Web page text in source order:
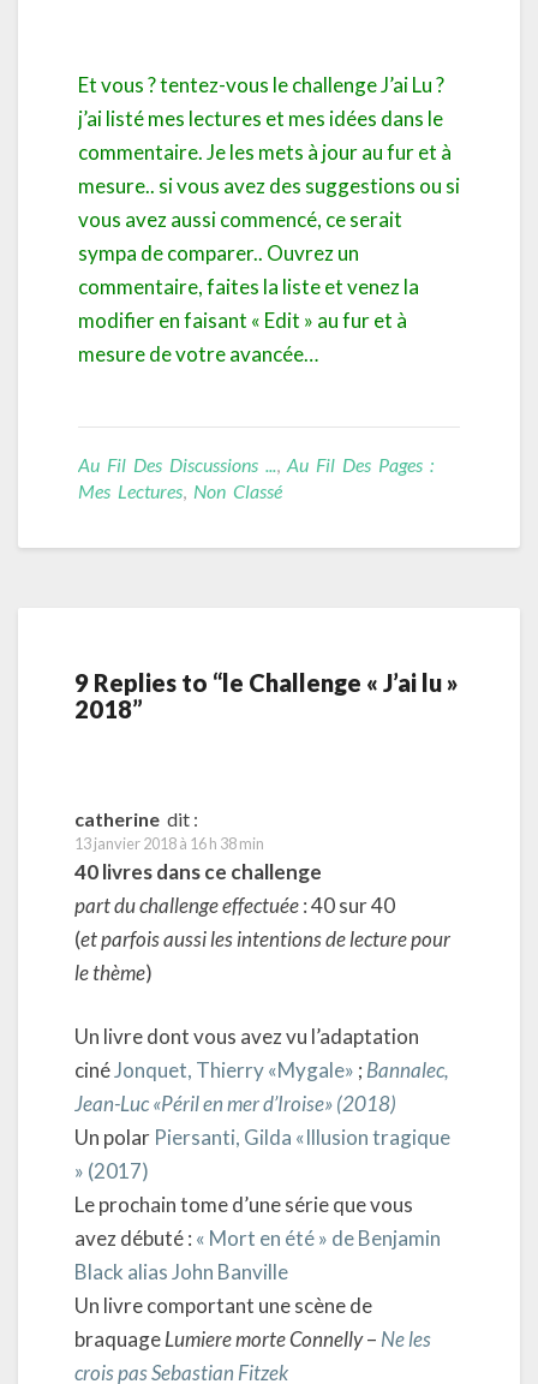
Et vous ? tentez-vous le challenge J’ai Lu ?
j’ai listé mes lectures et mes idées dans le
commentaire. Je les mets à jour au fur et à
mesure.. si vous avez des suggestions ou si
vous avez aussi commencé, ce serait
sympa de comparer.. Ouvrez un
commentaire, faites la liste et venez la
modifier en faisant « Edit » au fur et à
mesure de votre avancée…
Au Fil Des Discussions ...
Au Fil Des Pages :
Mes Lectures Non Classé
9 Replies to “le Challenge « J’ai lu »
2018”
catherine dit :
13 janvier 2018 à 16 h 38 min
40 livres dans ce challenge
part du challenge effectuée: 40 sur 40
(et parfois aussi les intentions de lecture pour
le thème)
Un livre dont vous avez vu l’adaptation
cinéJonquet, Thierry «Mygale» ; Bannalec,
Jean-Luc «Péril en mer d’Iroise» (2018)
Un polar Piersanti, Gilda «Illusion tragique
» (2017)
Le prochain tome d’une série que vous
avez débuté : « Mort en été » de Benjamin
Black alias John Banville
Un livre comportant une scène de
braquageLumiere morte Connelly– Ne les
crois pas Sebastian Fitzek